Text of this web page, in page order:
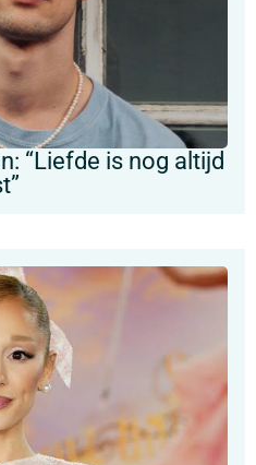
“Liefde is nog altijd